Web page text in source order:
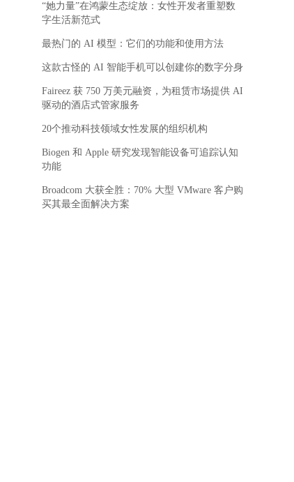
“她力量”在鸿蒙生态绽放：女性开发者重塑数
字生活新范式
最热门的 AI 模型：它们的功能和使用方法
这款古怪的 AI 智能手机可以创建你的数字分身
Faireez 获 750 万美元融资，为租赁市场提供 AI
驱动的酒店式管家服务
20个推动科技领域女性发展的组织机构
Biogen 和 Apple 研究发现智能设备可追踪认知
功能
Broadcom 大获全胜：70% 大型 VMware 客户购
买其最全面解决方案